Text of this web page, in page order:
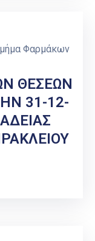
Φαρμάκων
ΘΕΣΕΩΝ
31-12-